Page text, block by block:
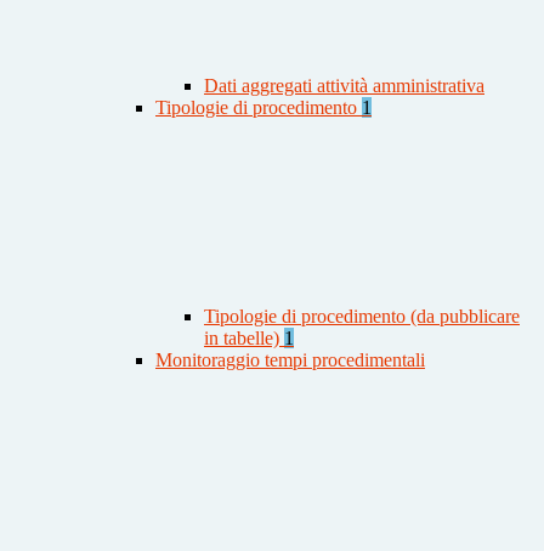
Dati aggregati attività amministrativa
Tipologie di procedimento 1
Tipologie di procedimento (da pubblicare
in tabelle) 1
Monitoraggio tempi procedimentali